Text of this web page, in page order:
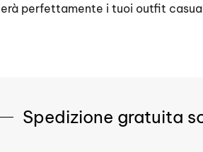
perfettamente i tuoi outfit
Spedizione gratuita